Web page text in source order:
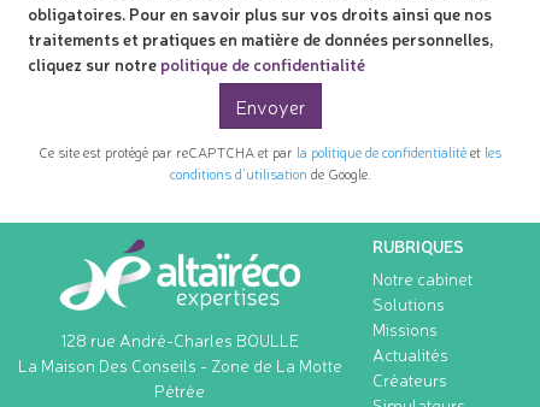
obligatoires. Pour en savoir plus sur vos droits ainsi que nos
traitements et pratiques en matière de données personnelles,
cliquez sur notre politique de confidentialité
Envoyer
Ce site est protégé par reCAPTCHA et par la politique de confidentialitéet les
conditions d'utilisation de Google.
128 rue André-Charles BOULLE
La Maison Des Conseils - Zone de La Motte
Pétrée
RUBRIQUES
Notre cabinet
Solutions
Missions
Actualités
Créateurs